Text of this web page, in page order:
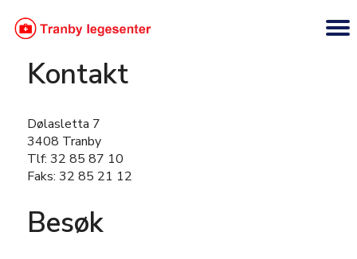
Kontakt
Dølasletta 7
3408 Tranby
Tlf: 32 85 87 10
Faks: 32 85 21 12
Besøk